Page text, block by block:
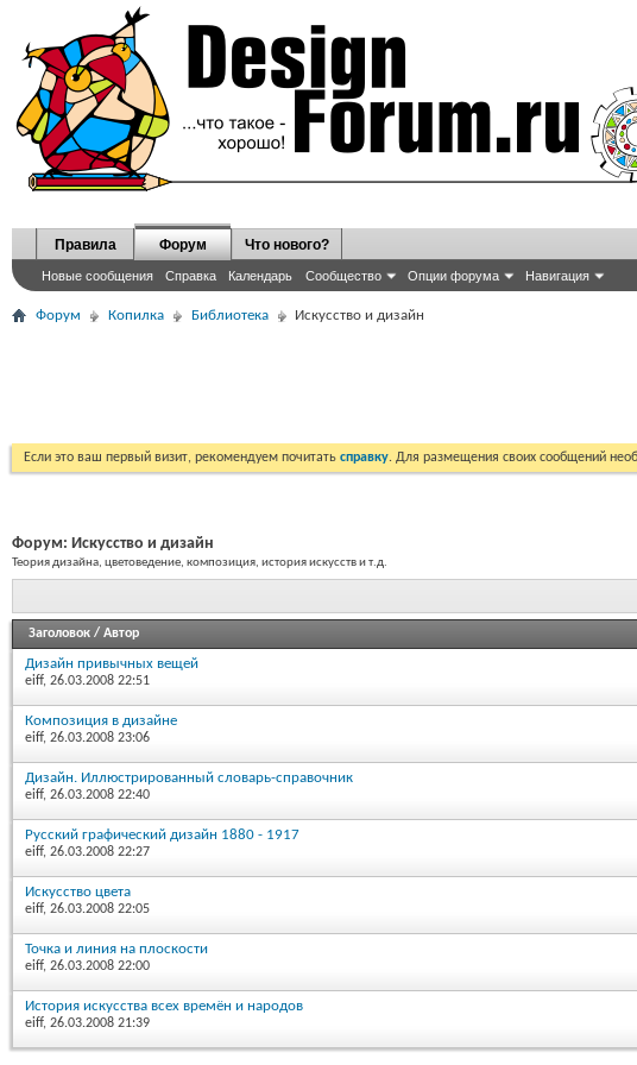
Правила Форум
Новые сообщения Справка Календарь Сообщество Опции форума Навигация
Что нового?
Форум Копилка Библиотека Искусство и дизайн
Если это ваш первый визит, рекомендуем почитать справку. Для размещения своих сообщений
Форум: Искусство и дизайн
Теория дизайна, цветоведение, композиция, история искусств и т.д.
Заголовок / Автор
Дизайн привычных вещей
eiff, 26.03.2008 22:51
Композиция в дизайне
eiff, 26.03.2008 23:06
Дизайн. Иллюстрированный словарь-справочник
eiff, 26.03.2008 22:40
Русский графический дизайн 1880 - 1917
eiff, 26.03.2008 22:27
Искусство цвета
eiff, 26.03.2008 22:05
Точка и линия на плоскости
eiff, 26.03.2008 22:00
История искусства всех времён и народов
eiff, 26.03.2008 21:39